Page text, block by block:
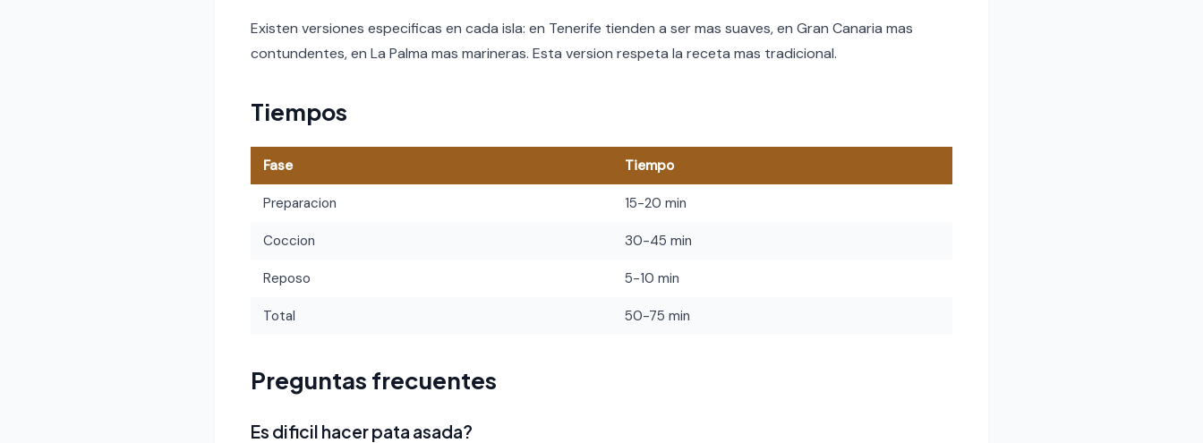
Existen versiones especificas en cada isla: en Tenerife tienden a ser mas suaves, en Gran Canaria mas
contundentes, en La Palma mas marineras. Esta version respeta la receta mas tradicional.
Tiempos
Fase Tiempo
Preparacion 15-20 min
Coccion 30-45 min
Reposo 5-10 min
Total 50-75 min
Preguntas frecuentes
Es dificil hacer pata asada?